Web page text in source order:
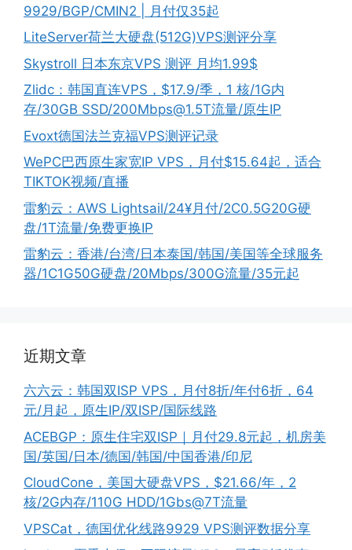
9929/BGP/CMIN2 | 月付仅35起
LiteServer荷兰大硬盘(512G)VPS测评分享
Skystroll 日本东京VPS 测评 月均1.99$
Zlidc：韩国直连VPS，$17.9/季，1 核/1G内
存/30GB SSD/200Mbps@1.5T流量/原生IP
Evoxt德国法兰克福VPS测评记录
WePC巴西原生家宽IP VPS，月付$15.64起，适合
TIKTOK视频/直播
雷豹云：AWS Lightsail/24¥月付/2C0.5G20G硬
盘/1T流量/免费更换IP
雷豹云：香港/台湾/日本泰国/韩国/美国等全球服务
器/1C1G50G硬盘/20Mbps/300G流量/35元起
近期文章
六六云：韩国双ISP VPS，月付8折/年付6折，64
元/月起，原生IP/双ISP/国际线路
ACEBGP：原生住宅双ISP｜月付29.8元起，机房美
国/英国/日本/德国/韩国/中国香港/印尼
CloudCone，美国大硬盘VPS，$21.66/年，2
核/2G内存/110G HDD/1Gbs@7T流量
VPSCat，德国优化线路9929 VPS测评数据分享